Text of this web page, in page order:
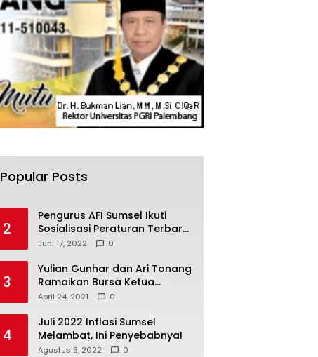
Popular Posts
2
Pengurus AFI Sumsel Ikuti
Sosialisasi Peraturan Terbaru
Federasi Floorball
Juni 17, 2022 0
3
Yulian Gunhar dan Ari Tonang
Ramaikan Bursa Ketua
Percasi Sumsel
April 24, 2021 0
4
Juli 2022 Inflasi Sumsel
Melambat, Ini Penyebabnya!
Agustus 3, 2022 0